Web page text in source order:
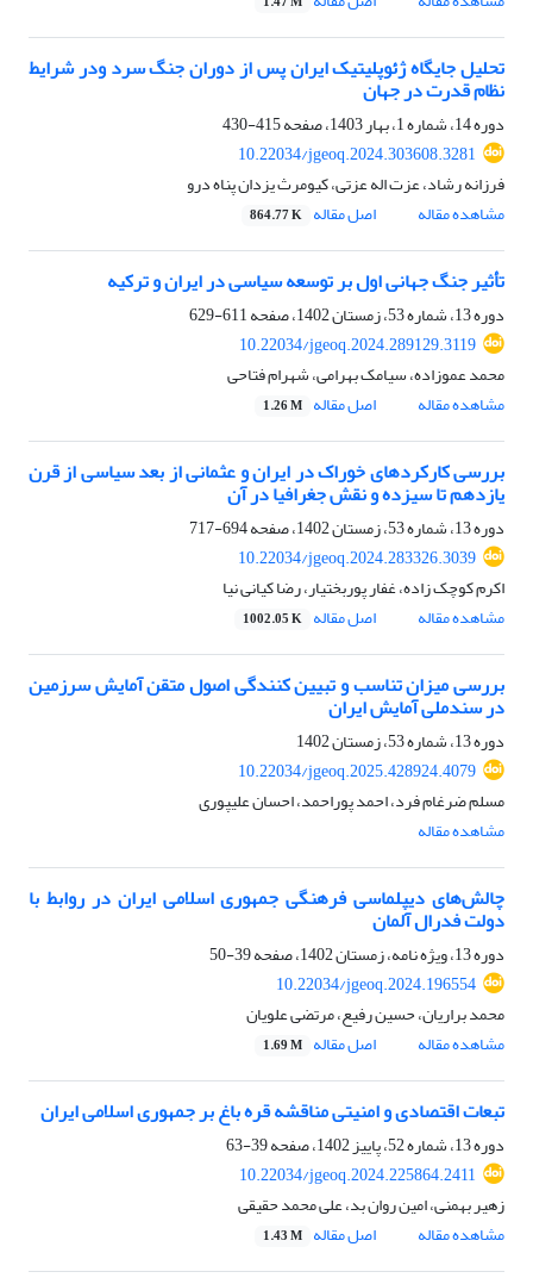
تحلیل جایگاه ژئوپلیتیک ایران پس از دوران جنگ سرد ودر شرایط
نظام قدرت در جهان
دوره 14، شماره 1، بهار 1403، صفحه
415-430
10.22034/jgeoq.2024.303608.3281
فرزانه رشاد، عزت اله عزتی، کیومرث یزدان پناه درو
مشاهده مقاله
اصل مقاله 864.77 K
تأثیر جنگ جهانی اول بر توسعه سیاسی در ایران و ترکیه
دوره 13، شماره 53، زمستان 1402، صفحه
611-629
10.22034/jgeoq.2024.289129.3119
محمد عموزاده، سیامک بهرامی، شهرام فتاحی
مشاهده مقاله
اصل مقاله 1.26 M
بررسی کارکردهای خوراک در ایران و عثمانی از بعد سیاسی از قرن
یازدهم تا سیزده و نقش جغرافیا در آن
دوره 13، شماره 53، زمستان 1402، صفحه
694-717
10.22034/jgeoq.2024.283326.3039
اکرم کوچک زاده، غفار پوربختیار، رضا کیانی نیا
مشاهده مقاله
اصل مقاله 1002.05 K
بررسی میزان تناسب و تبیین کنندگی اصول متقن آمایش سرزمین
در سندملی آمایش ایران
دوره 13، شماره 53، زمستان 1402
10.22034/jgeoq.2025.428924.4079
مسلم ضرغام فرد، احمد پوراحمد، احسان علیپوری
مشاهده مقاله
چالش‌های دیپلماسی فرهنگی جمهوری اسلامی ایران در روابط با
دولت فدرال آلمان
دوره 13، ویژه نامه، زمستان 1402، صفحه
39-50
10.22034/jgeoq.2024.196554
محمد براریان، حسین رفیع، مرتضی علویان
مشاهده مقاله
اصل مقاله 1.69 M
تبعات اقتصادی و امنیتی مناقشه قره باغ بر جمهوری اسلامی ایران
دوره 13، شماره 52، پاییز 1402، صفحه
39-63
10.22034/jgeoq.2024.225864.2411
زهیر بهمنی، امین روان بد، علی محمد حقیقی
مشاهده مقاله
اصل مقاله 1.43 M